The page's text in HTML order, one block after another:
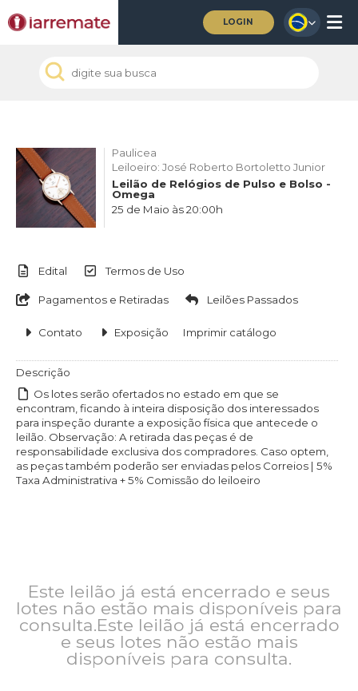
LOGIN
Paulicea
Leiloeiro: José Roberto Bortoletto Junior
Leilão de Relógios de Pulso e Bolso -
Omega
25 de Maio às 20:00h
Edital Termos de Uso
Pagamentos e Retiradas Leilões Passados
Contato Exposição Imprimir catálogo
Descrição
Os lotes serão ofertados no estado em que se
encontram, ficando à inteira disposição dos interessados
para inspeção durante a exposição física que antecede o
leilão. Observação: A retirada das peças é de
responsabilidade exclusiva dos compradores. Caso optem,
as peças também poderão ser enviadas pelos Correios | 5%
Taxa Administrativa + 5% Comissão do leiloeiro
Este leilão já está encerrado e seus
lotes não estão mais disponíveis para
consulta.Este leilão já está encerrado
e seus lotes não estão mais
disponíveis para consulta.